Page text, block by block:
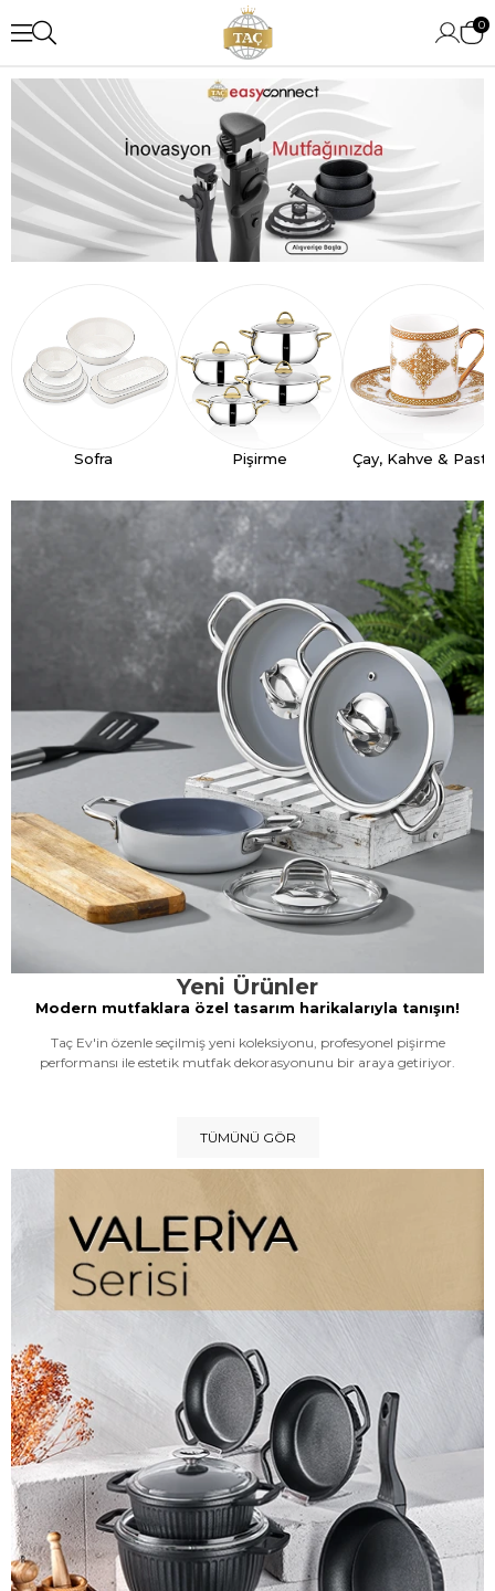
0
Sofra Pişirme Çay, Kahve &
Yeni Ürünler
Modern mutfaklara özel tasarım harikalarıyla tanışın!
Taç Ev'in özenle seçilmiş yeni koleksiyonu, profesyonel pişirme
performansı ile estetik mutfak dekorasyonunu bir araya getiriyor.
TÜMÜNÜ GÖR